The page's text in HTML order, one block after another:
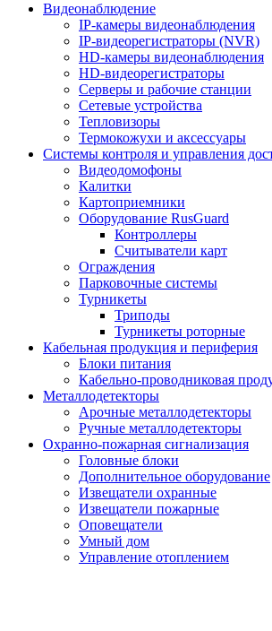
Видеонаблюдение
IP-камеры видеонаблюдения
IP-видеорегистраторы (NVR)
HD-камеры видеонаблюдения
HD-видеорегистраторы
Серверы и рабочие станции
Сетевые устройства
Тепловизоры
Термокожухи и аксессуары
Системы контроля и управления
Видеодомофоны
Калитки
Картоприемники
Оборудование RusGuard
Контроллеры
Считыватели карт
Ограждения
Парковочные системы
Турникеты
Триподы
Турникеты роторные
Кабельная продукция и периферия
Блоки питания
Кабельно-проводниковая
Металлодетекторы
Арочные металлодетекторы
Ручные металлодетекторы
Охранно-пожарная сигнализация
Головные блоки
Дополнительное оборудование
Извещатели охранные
Извещатели пожарные
Оповещатели
Умный дом
Управление отоплением